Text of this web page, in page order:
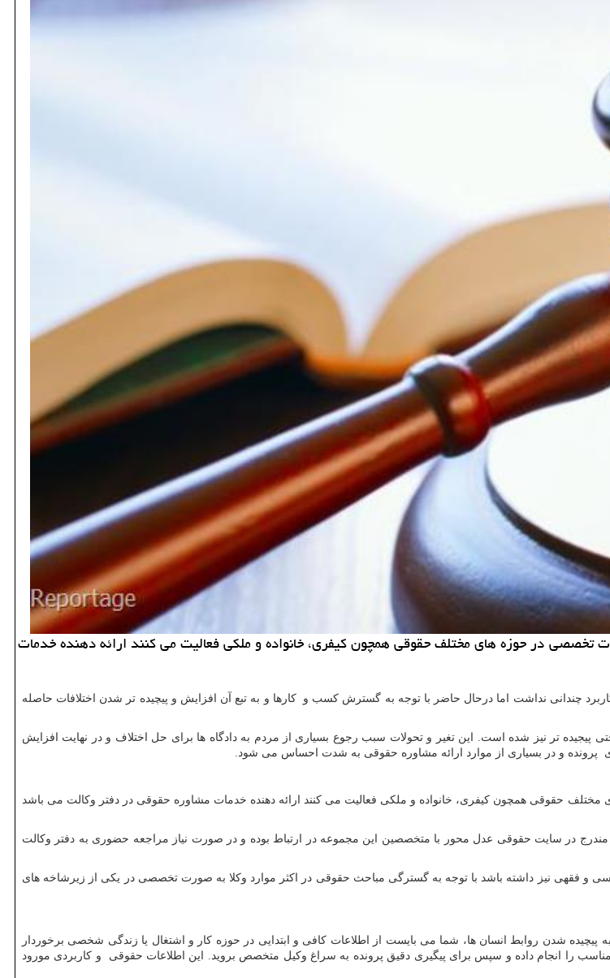
در حوزه های مختلف حقوقی همچون كیفری، خانواده و ملكی فعالیت می كنند ارائه دهنده خدمات
چندانی نداشت اما درحال حاضر با توجه به گسترش کسب و کارها و به تبع آن افزایش و پیچیده تر شدن اختلافات حاصله
پیجیده تر نیز شده است. این تغیر و تحولات سبب رجوع بسیاری از مردم به دادگاه ها برای حل اختلاف و در نهایت افزایش
پرونده و در بسیاری از موارد ارائه مشاوره حقوقی به شدت احساس می شود.
حقوقی همچون کیفری، خانواده و ملکی فعالیت می کنند ارائه دهنده خدمات مشاوره حقوقی در دفتر وکالت می باشد
در سایت حقوقی عدل محور با متخصصین این مجموعه در ارتباط بوده و در صورت نیاز مراجعه حضوری به دفتر وکالت
و فقهی نیز داشته باشد با توجه به گسترگی مباحث حقوقی در اکثر موارد وکلا به صورت تخصصی در یکی از زیرشاخه های
شدن روابط انسان ها، شما می بایست از اطلاعات کافی و ابتدایی در حوزه کار و اشتغال یا زندگی شخصی برخوردار
را انجام داده و سپس برای پیگیری دقیق پرونده به سراغ وکیل متخصص بروید. این اطلاعات حقوقی و کاربردی مورود